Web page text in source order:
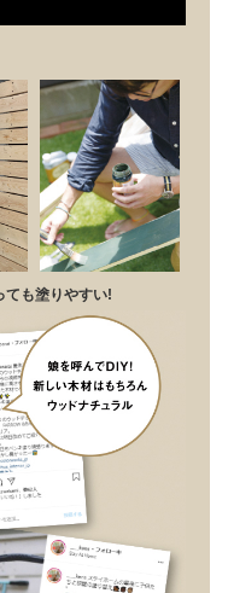
ても塗りやすい!